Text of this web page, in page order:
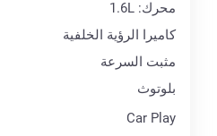
محرك: 1.6L
كاميرا الرؤية الخلفية
مثبت السرعة
بلوتوث
Car Play